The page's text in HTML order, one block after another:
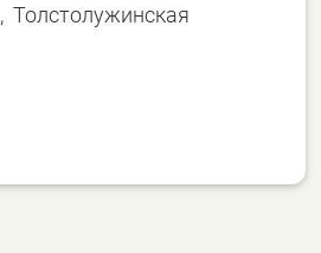
, Толстолужинская